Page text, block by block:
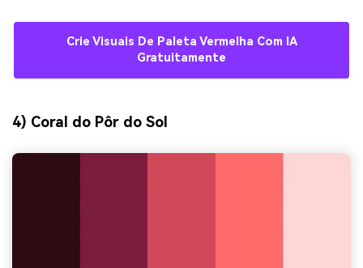
Crie Visuais De Paleta Vermelha Com IA
Gratuitamente
4) Coral do Pôr do Sol